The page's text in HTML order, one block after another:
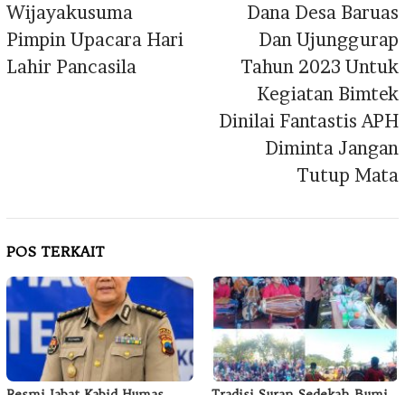
Wijayakusuma
Pimpin Upacara Hari
Lahir Pancasila
Dana Desa Baruas
Dan Ujunggurap
Tahun 2023 Untuk
Kegiatan Bimtek
Dinilai Fantastis APH
Diminta Jangan
Tutup Mata
POS TERKAIT